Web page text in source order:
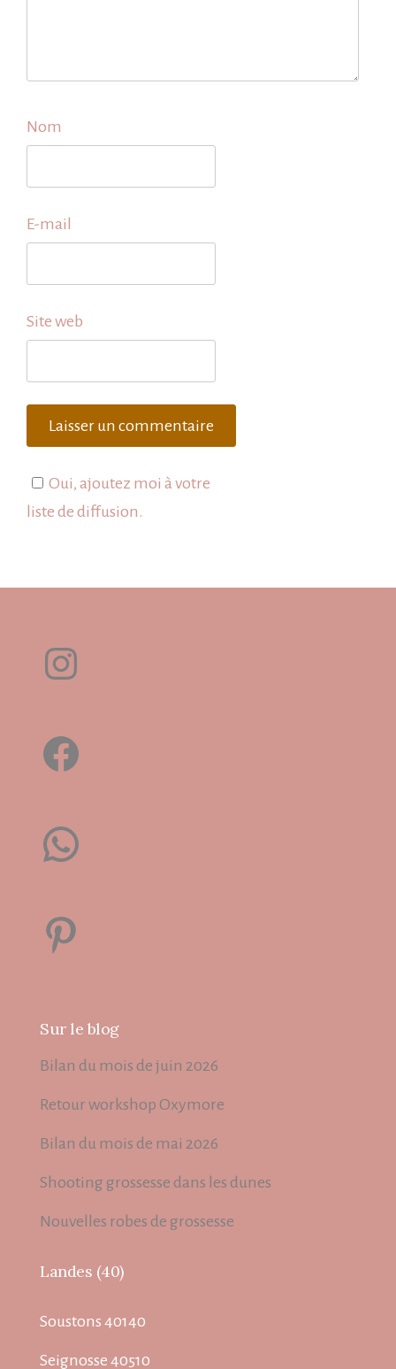
Nom
E-mail
Site web
Oui, ajoutez moi à votre
liste de diffusion.
Instagram
Facebook
WhatsApp
Pinterest
Sur le blog
Bilan du mois de juin 2026
Retour workshop Oxymore
Bilan du mois de mai 2026
Shooting grossesse dans les dunes
Nouvelles robes de grossesse
Landes (40)
Soustons 40140
Seignosse 40510